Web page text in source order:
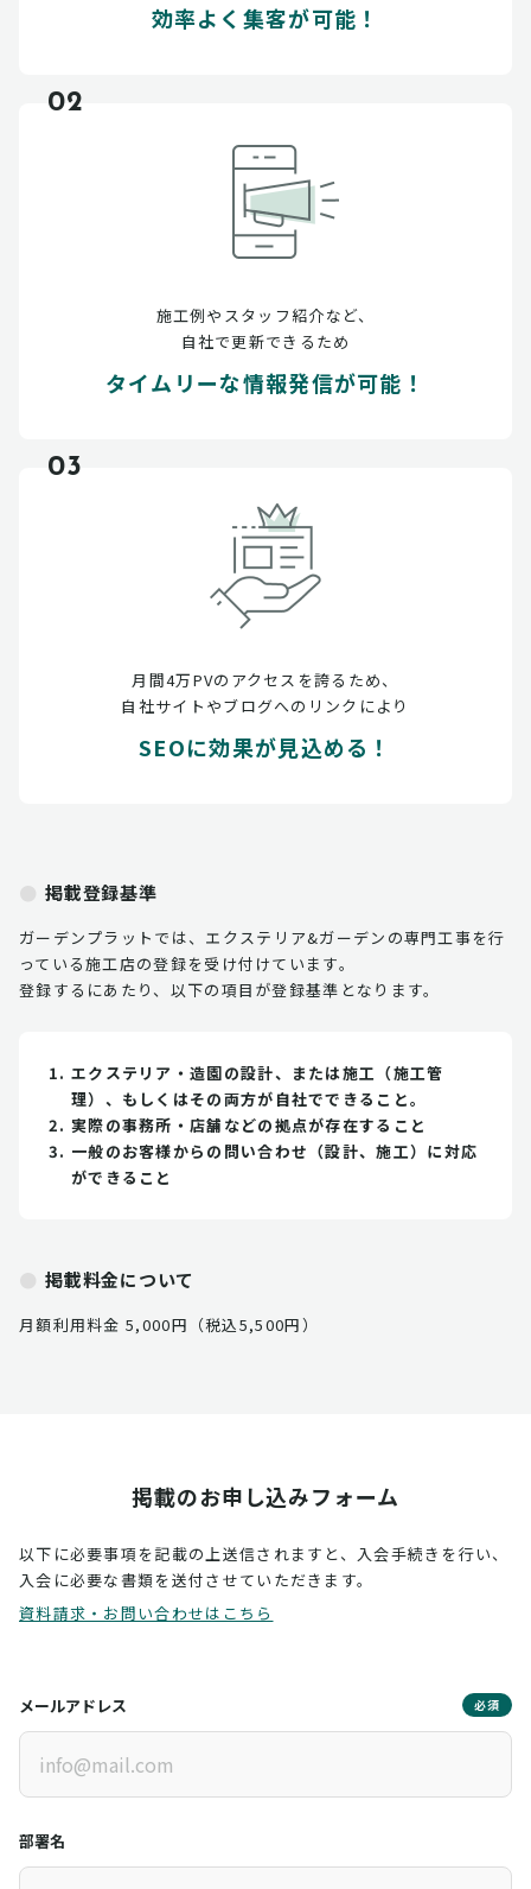
効率よく集客が可能！
02
施工例やスタッフ紹介など、
自社で更新できるため
タイムリーな情報発信が可能！
03
月間4万PVのアクセスを誇るため、
自社サイトやブログへのリンクにより
SEOに効果が見込める！
掲載登録基準
ガーデンプラットでは、エクステリア&ガーデンの専門工事を行
っている施工店の登録を受け付けています。
登録するにあたり、以下の項目が登録基準となります。
エクステリア・造園の設計、または施工（施工管
理）、もしくはその両方が自社でできること。
実際の事務所・店舗などの拠点が存在すること
一般のお客様からの問い合わせ（設計、施工）に対応
ができること
掲載料金について
月額利用料金 5,000円（税込5,500円）
掲載のお申し込みフォーム
以下に必要事項を記載の上送信されますと、入会手続きを行い、
入会に必要な書類を送付させていただきます。
資料請求・お問い合わせはこちら
メールアドレス 必須
部署名